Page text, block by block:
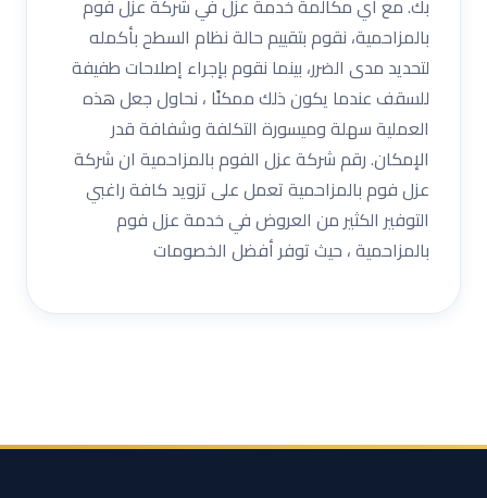
بك. مع أي مكالمة خدمة عزل في شركة عزل فوم
بالمزاحمية، نقوم بتقييم حالة نظام السطح بأكمله
لتحديد مدى الضرر، بينما نقوم بإجراء إصلاحات طفيفة
للسقف عندما يكون ذلك ممكنًا ، نحاول جعل هذه
العملية سهلة وميسورة التكلفة وشفافة قدر
الإمكان. رقم شركة عزل الفوم بالمزاحمية ان شركة
عزل فوم بالمزاحمية تعمل على تزويد كافة راغبي
التوفير الكثير من العروض في خدمة عزل فوم
بالمزاحمية ، حيث توفر أفضل الخصومات